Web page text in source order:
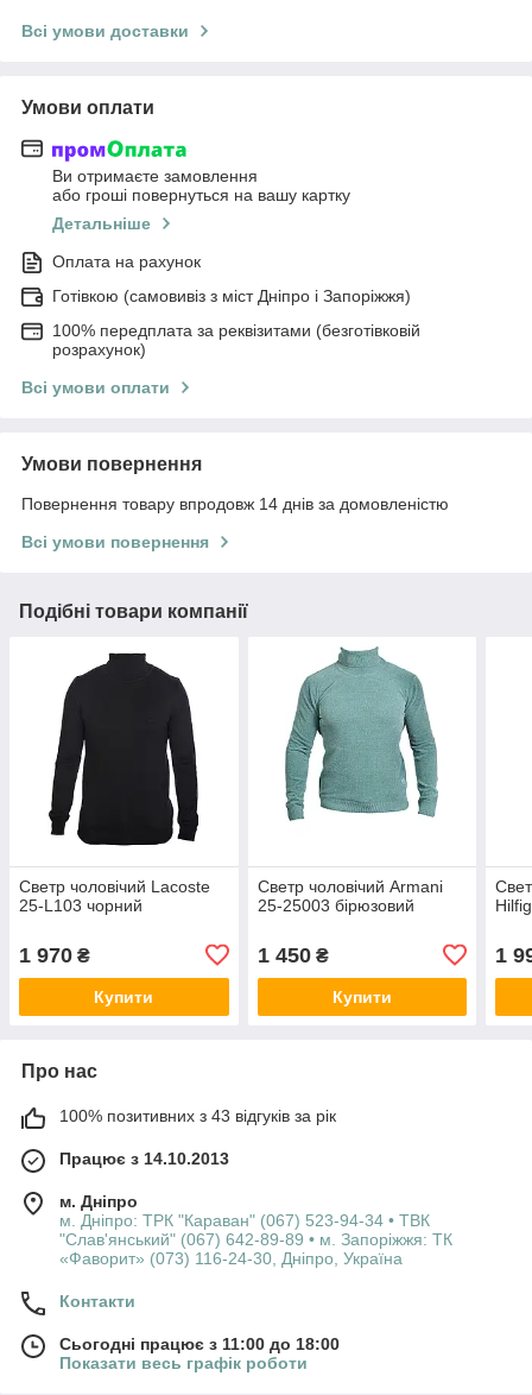
Всі умови доставки
Умови оплати
Ви отримаєте замовлення
або гроші повернуться на вашу картку
Детальніше
Оплата на рахунок
Готівкою (самовивіз з міст Дніпро і Запоріжжя)
100% передплата за реквізитами (безготівковій
розрахунок)
Всі умови оплати
Умови повернення
Повернення товару впродовж 14 днів за домовленістю
Всі умови повернення
Подібні товари компанії
Светр чоловічий Lacoste
25-L103 чорний
1 970 ₴
Купити
Светр чоловічий Armani
25-25003 бірюзовий
1 450₴
Купити
1
Про нас
100% позитивних з 43 відгуків за рік
Працює з 14.10.2013
м. Дніпро
м. Дніпро: ТРК "Караван" (067) 523-94-34 • ТВК
"Слав'янський" (067) 642-89-89 • м. Запоріжжя: ТК
«Фаворит» (073) 116-24-30, Дніпро, Україна
Контакти
Сьогодні працює з 11:00 до 18:00
Показати весь графік роботи